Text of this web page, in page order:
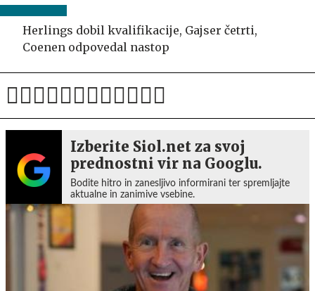
Herlings dobil kvalifikacije, Gajser četrti,
Coenen odpovedal nastop
Izberite Siol.net za svoj
prednostni vir na Googlu.
Bodite hitro in zanesljivo informirani ter spremljajte
aktualne in zanimive vsebine.